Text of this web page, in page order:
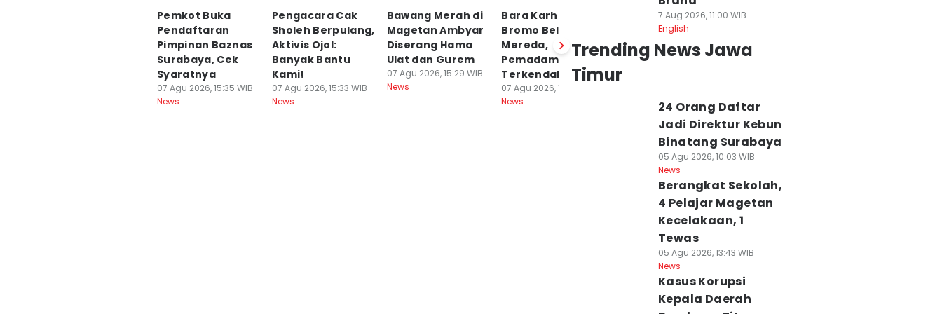
Pemkot Buka
Pendaftaran
Pimpinan Baznas
Surabaya, Cek
Syaratnya
07 Agu 2026, 15:35 WIB
News
Pengacara Cak
Sholeh Berpulang,
Aktivis Ojol:
Banyak Bantu
Kami!
07 Agu 2026, 15:33 WIB
News
Bawang Merah di
Magetan Ambyar
Diserang Hama
Ulat dan Gurem
07 Agu 2026, 15:29 WIB
News
Bara Karhutla
Bromo Belum
Mereda,
Pemadaman
Terkendala Medan
07 Agu 2026, 15:28 WIB
News
Paduan Suara
SMPN 1 Surabaya
Raih Empat
Penghargaan di
Thailand
Pengacara No
Cak Sholeh
Meninggal Dunia
7 Aug 2026, 11:00 WIB
English
Trending News Jawa
Timur
24 Orang Daftar
Jadi Direktur Kebun
Binatang Surabaya
05 Agu 2026, 10:03 WIB
News
Berangkat Sekolah,
4 Pelajar Magetan
Kecelakaan, 1
Tewas
05 Agu 2026, 13:43 WIB
News
Kasus Korupsi
Kepala Daerah